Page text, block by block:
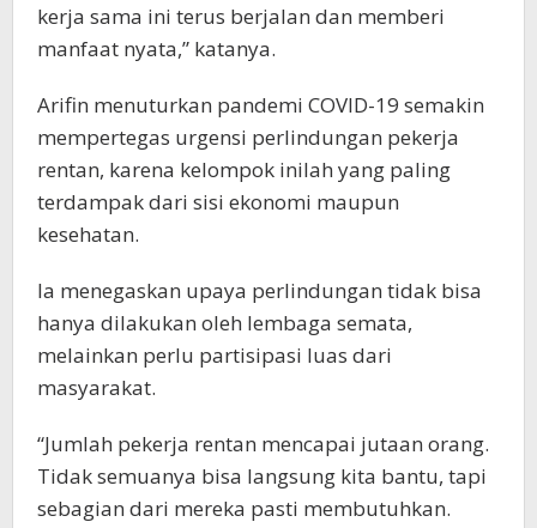
kerja sama ini terus berjalan dan memberi
manfaat nyata,” katanya.
Arifin menuturkan pandemi COVID-19 semakin
mempertegas urgensi perlindungan pekerja
rentan, karena kelompok inilah yang paling
terdampak dari sisi ekonomi maupun
kesehatan.
Ia menegaskan upaya perlindungan tidak bisa
hanya dilakukan oleh lembaga semata,
melainkan perlu partisipasi luas dari
masyarakat.
“Jumlah pekerja rentan mencapai jutaan orang.
Tidak semuanya bisa langsung kita bantu, tapi
sebagian dari mereka pasti membutuhkan.